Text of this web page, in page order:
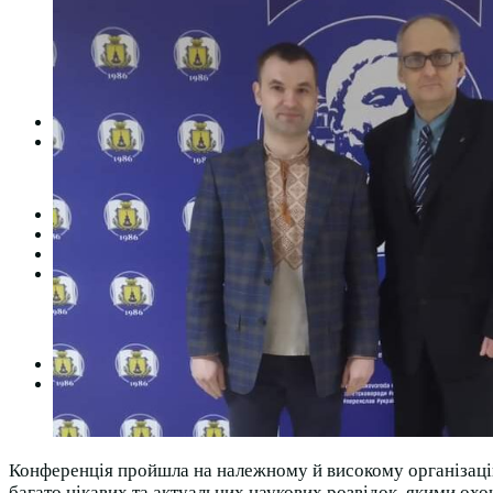
Документація. Карантин
Документація. Воєнний стан
Центр кар’єри та працевлаштування
Центр дуальної освіти
Неформальна та інформальна освіта
Вступникам
Міжнародне співробітництво
Міжнародне співробітництво для викладачів
Міжнародне співробітництво для студентів
Угоди та договори
Вісник
Контакти
Кваліфікаційний центр МФК
Нормативно-правова база
Форма заяви здобувача
Професійні стандарти
Майстри сервісних центрів
Про формальну, неформальну та інформальну освіту
Конференція пройшла на належному й високому